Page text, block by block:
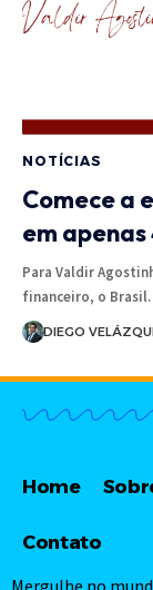
NOTÍCIAS
Comece a
em apenas
Para Valdir
financeiro, o
DIEGO
Home
Contato
Mergulhe no